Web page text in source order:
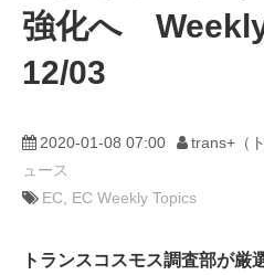
trans-DXプロ
強化へ
12/03
2020-01-08 07:00 trans+（
ュース
EC EC Weekly Topics
トランスコスモス調査部が厳